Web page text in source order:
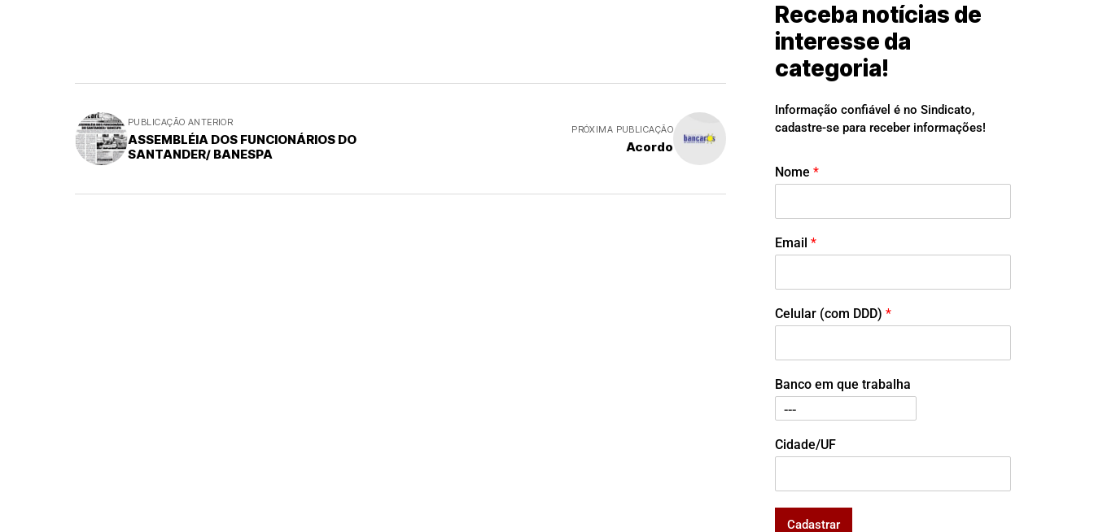
PUBLICAÇÃO ANTERIOR
ASSEMBLÉIA DOS FUNCIONÁRIOS DO
SANTANDER/ BANESPA
PRÓXIMA PUBLICAÇÃO
Acordo
Receba notícias de
interesse da
categoria!
Informação confiável é no Sindicato,
cadastre-se para receber informações!
Nome *
Email *
Celular (com DDD) *
Banco em que trabalha
Cidade/UF
Cadastrar